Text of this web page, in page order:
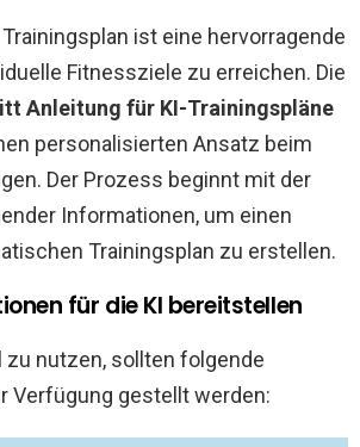
ist eine hervorragende
Fitnessziele zu erreichen. Die
Anleitung für KI-Trainingspläne
personalisierten Ansatz beim
Der Prozess beginnt mit der
Informationen, um einen
Trainingsplan zu erstellen.
für die KI bereitstellen
zu nutzen, sollten folgende
Verfügung gestellt werden: